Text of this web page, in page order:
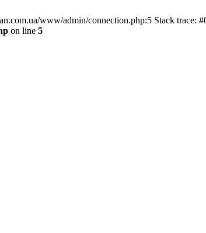
www/admin/connection.php:5 Stack trace:
on line 5